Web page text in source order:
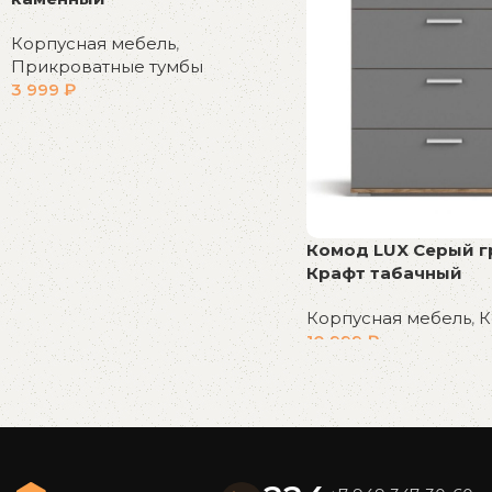
Корпусная мебель,
Прикроватные тумбы
3 999 ₽
В корзину
Комод LUX Серый
Крафт табачный
Корпусная мебель,
10 999 ₽
В корзину
Read More